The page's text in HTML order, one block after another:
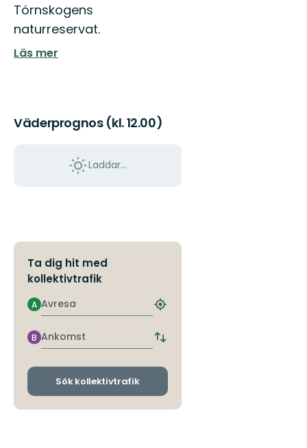
Törnskogens
naturreservat.
Läs mer
Väderprognos (kl. 12.00)
Laddar...
Ta dig hit med
kollektivtrafik
Avresa
A
Hitta
hållplats
Ankomst
B
Byt
och
Sök kollektivtrafik